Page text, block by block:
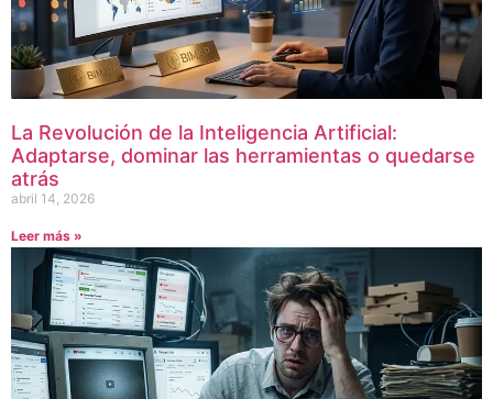
La Revolución de la Inteligencia Artificial:
Adaptarse, dominar las herramientas o quedarse
atrás
abril 14, 2026
Leer más »